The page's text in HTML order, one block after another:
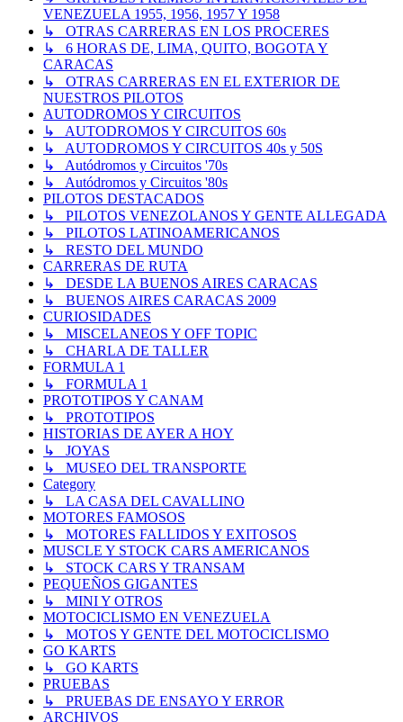
VENEZUELA 1955, 1956, 1957 Y 1958
↳ OTRAS CARRERAS EN LOS PROCERES
↳ 6 HORAS DE, LIMA, QUITO, BOGOTA Y
CARACAS
↳ OTRAS CARRERAS EN EL EXTERIOR DE
NUESTROS PILOTOS
AUTODROMOS Y CIRCUITOS
↳ AUTODROMOS Y CIRCUITOS 60s
↳ AUTODROMOS Y CIRCUITOS 40s y 50S
↳ Autódromos y Circuitos '70s
↳ Autódromos y Circuitos '80s
PILOTOS DESTACADOS
↳ PILOTOS VENEZOLANOS Y GENTE ALLEGADA
↳ PILOTOS LATINOAMERICANOS
↳ RESTO DEL MUNDO
CARRERAS DE RUTA
↳ DESDE LA BUENOS AIRES CARACAS
↳ BUENOS AIRES CARACAS 2009
CURIOSIDADES
↳ MISCELANEOS Y OFF TOPIC
↳ CHARLA DE TALLER
FORMULA 1
↳ FORMULA 1
PROTOTIPOS Y CANAM
↳ PROTOTIPOS
HISTORIAS DE AYER A HOY
↳ JOYAS
↳ MUSEO DEL TRANSPORTE
Category
↳ LA CASA DEL CAVALLINO
MOTORES FAMOSOS
↳ MOTORES FALLIDOS Y EXITOSOS
MUSCLE Y STOCK CARS AMERICANOS
↳ STOCK CARS Y TRANSAM
PEQUEÑOS GIGANTES
↳ MINI Y OTROS
MOTOCICLISMO EN VENEZUELA
↳ MOTOS Y GENTE DEL MOTOCICLISMO
GO KARTS
↳ GO KARTS
PRUEBAS
↳ PRUEBAS DE ENSAYO Y ERROR
ARCHIVOS